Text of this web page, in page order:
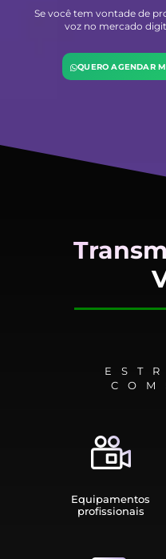
Se você tem vontade de
voz no mercado
QUERO AGENDAR
Equipamen­tos
profissionais